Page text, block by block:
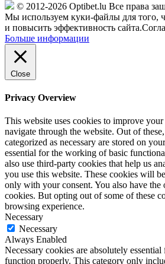
© 2012-2026 Optibet.lu Все права
Мы используем куки-файлы для того,
и повысить эффективность сайта.
Больше информации
Close
Privacy Overview
This website uses cookies to improve
navigate through the website. Out of
categorized as necessary are stored on
essential for the working of basic
also use third-party cookies that help us
you use this website. These cookies will
only with your consent. You also have the
cookies. But opting out of some of these
browsing experience.
Necessary
Necessary
Always Enabled
Necessary cookies are absolutely
function properly. This category only